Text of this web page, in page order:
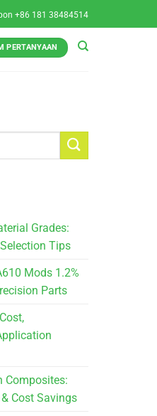
+86 181 38484514
PERTANYAAN
Grades:
Tips
Mods 1.2%
Parts
Composites:
Cost Savings